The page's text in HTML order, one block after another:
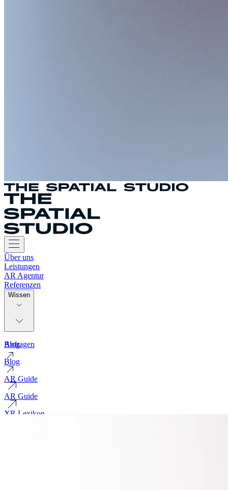
Über uns
Leistungen
AR Agentur
Referenzen
Wissen
Blog
Blog
AR Guide
AR Guide
XR Lexikon
Anfragen